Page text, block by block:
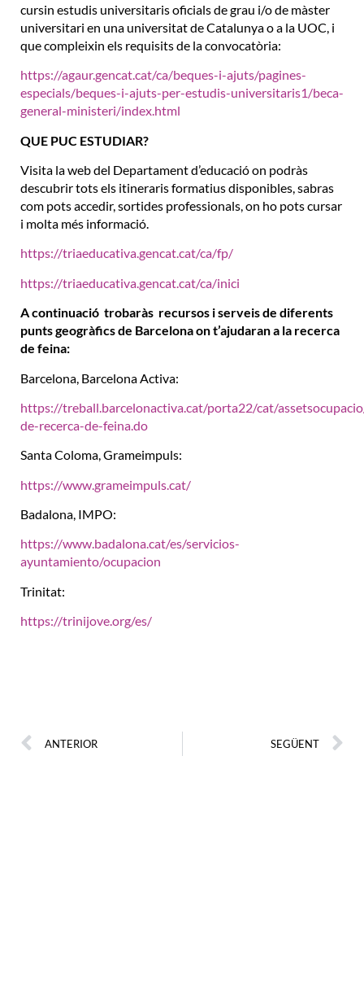
cursin estudis universitaris oficials de grau i/o de màster
universitari en una universitat de Catalunya o a la UOC, i
que compleixin els requisits de la convocatòria:
https://agaur.gencat.cat/ca/beques-i-ajuts/pagines-
especials/beques-i-ajuts-per-estudis-universitaris1/beca-
general-ministeri/index.html
QUE PUC ESTUDIAR?
Visita la web del Departament d’educació on podràs
descubrir tots els itineraris formatius disponibles, sabras
com pots accedir, sortides professionals, on ho pots cursar
i molta més informació.
https://triaeducativa.gencat.cat/ca/fp/
https://triaeducativa.gencat.cat/ca/inici
A continuació trobaràs recursos i serveis de diferents
punts geogràfics de Barcelona on t’ajudaran a la recerca
de feina:
Barcelona, Barcelona Activa:
https://treball.barcelonactiva.cat/porta22/cat/
de-recerca-de-feina.do
Santa Coloma, Grameimpuls:
https://www.grameimpuls.cat/
Badalona, IMPO:
https://www.badalona.cat/es/servicios-
ayuntamiento/ocupacion
Trinitat:
https://trinijove.org/es/
ANTERIOR SEGÜENT